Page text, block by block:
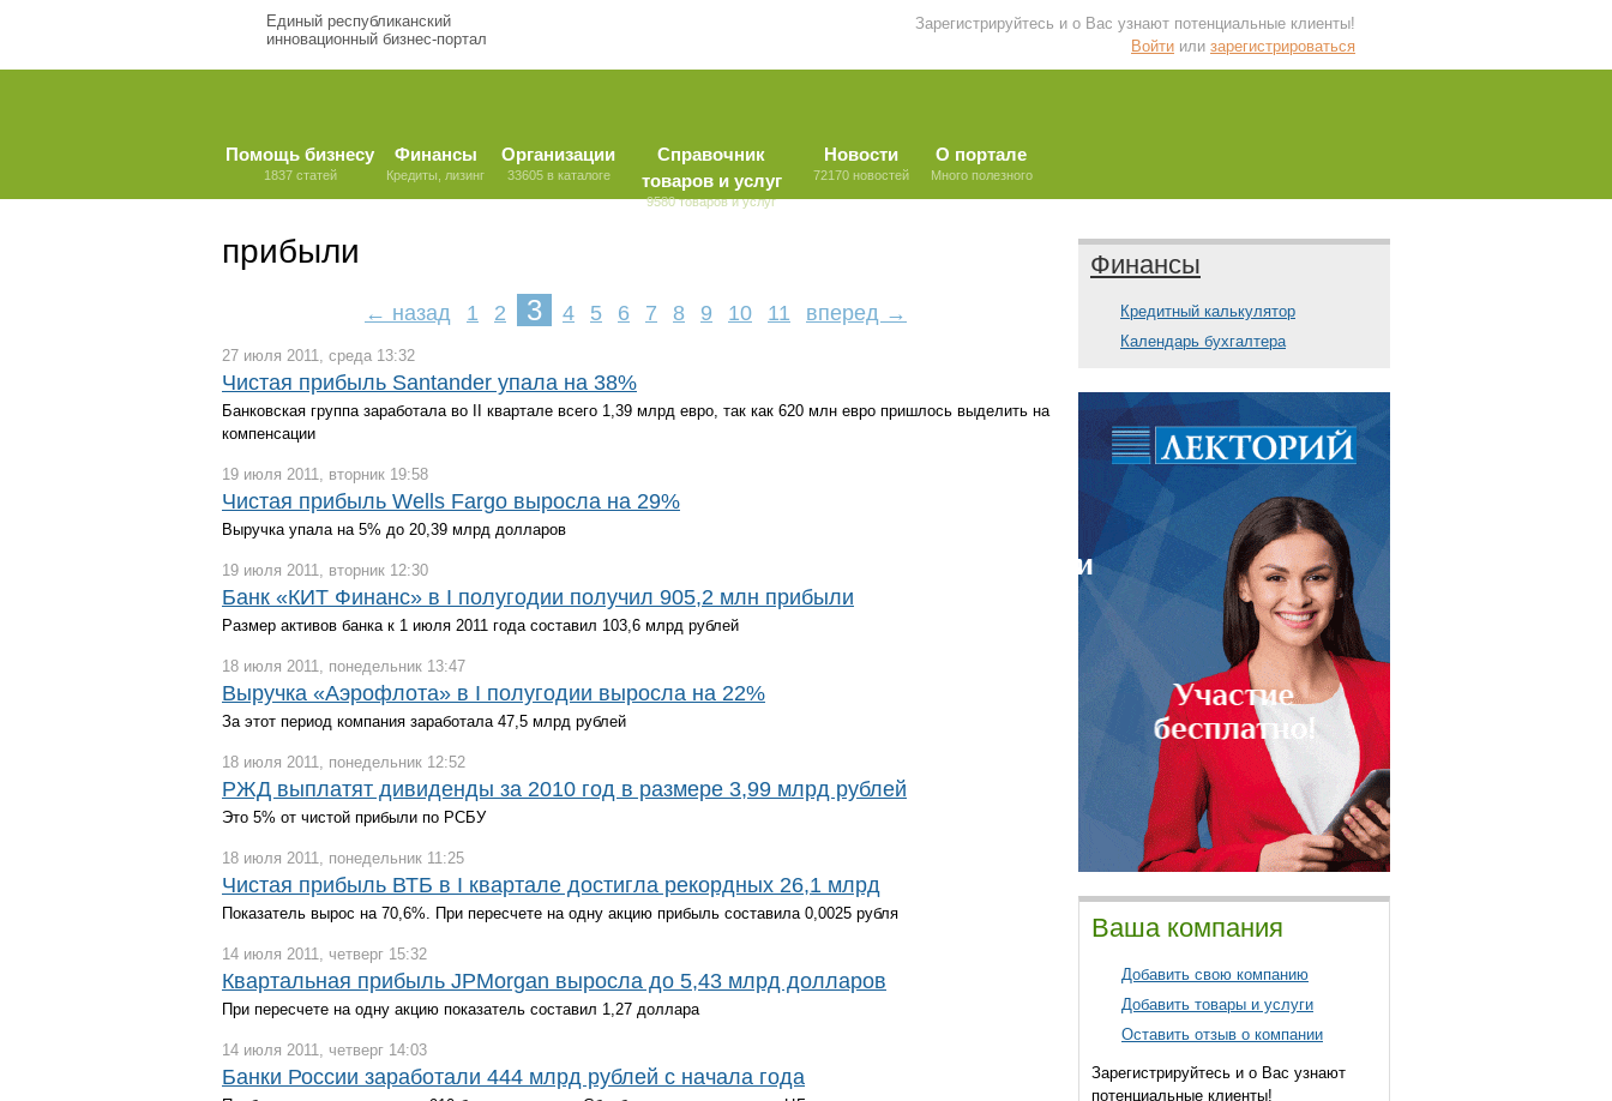
Единый республиканский
инновационный бизнес-портал
Зарегистрируйтесь и о Вас узнают потенциальные клиенты!
Войти или зарегистрироваться
Помощь бизнесу
1837 статей
Финансы
Кредиты, лизинг
Организации
33605 в каталоге
Справочник
товаров и услуг
9580 товаров и услуг
Новости
72170 новостей
О портале
Много полезного
прибыли
← назад 1 2 3 4 5 6 7 8 9 10 11 вперед →
27 июля 2011, среда 13:32
Чистая прибыль Santander упала на 38%
Банковская группа заработала во II квартале всего 1,39 млрд евро, так как 620 млн евро пришлось выделить на
компенсации
19 июля 2011, вторник 19:58
Чистая прибыль Wells Fargo выросла на 29%
Выручка упала на 5% до 20,39 млрд долларов
19 июля 2011, вторник 12:30
Банк «КИТ Финанс» в I полугодии получил 905,2 млн прибыли
Размер активов банка к 1 июля 2011 года составил 103,6 млрд рублей
18 июля 2011, понедельник 13:47
Выручка «Аэрофлота» в I полугодии выросла на 22%
За этот период компания заработала 47,5 млрд рублей
18 июля 2011, понедельник 12:52
РЖД выплатят дивиденды за 2010 год в размере 3,99 млрд рублей
Это 5% от чистой прибыли по РСБУ
18 июля 2011, понедельник 11:25
Чистая прибыль ВТБ в I квартале достигла рекордных 26,1 млрд
Показатель вырос на 70,6%. При пересчете на одну акцию прибыль составила 0,0025 рубля
14 июля 2011, четверг 15:32
Квартальная прибыль JPMorgan выросла до 5,43 млрд долларов
При пересчете на одну акцию показатель составил 1,27 доллара
14 июля 2011, четверг 14:03
Банки России заработали 444 млрд рублей с начала года
Финансы
Кредитный калькулятор
Календарь бухгалтера
Ваша компания
Добавить свою компанию
Добавить товары и услуги
Оставить отзыв о компании
Зарегистрируйтесь и о Вас узнают
потенциальные клиенты!